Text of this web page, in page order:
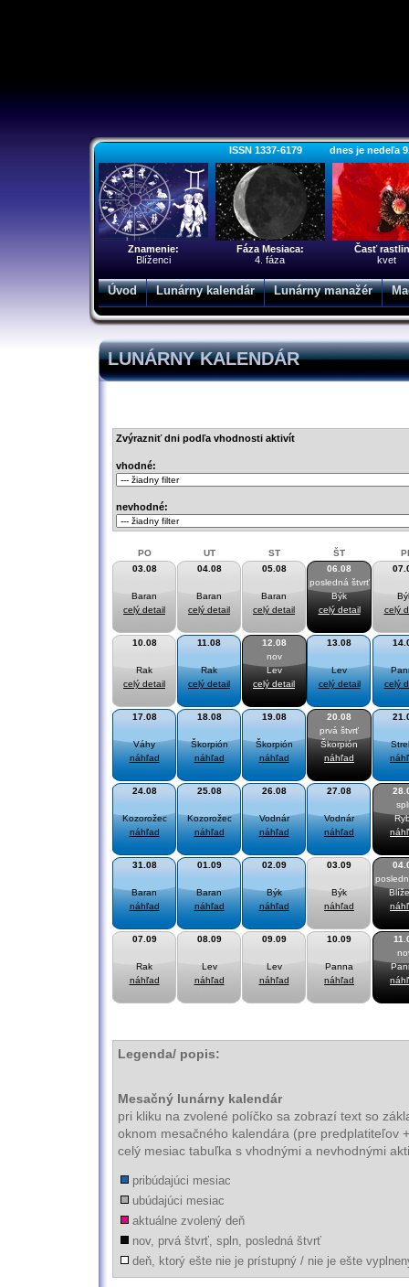
ISSN 1337-6179 dnes je nedeľa 9.
Znamenie:
Blíženci
Fáza Mesiaca:
4. fáza
Časť
kvet
Úvod Lunárny kalendár Lunárny manažér
LUNÁRNY KALENDÁR
Zvýrazniť dni podľa vhodnosti aktivít
vhodné:
nevhodné:
PO UT ST ŠT
PI
03.08
Baran
celý detail
04.08
Baran
celý detail
05.08
Baran
celý detail
06.08
posledná štvrť
Býk
celý detail
celý
10.08
Rak
celý detail
11.08
Rak
celý detail
12.08
nov
Lev
celý detail
13.08
Lev
celý detail
celý
17.08
Váhy
náhľad
18.08
Škorpión
náhľad
19.08
Škorpión
náhľad
20.08
prvá štvrť
Škorpión
náhľad
24.08
Kozorožec
náhľad
25.08
Kozorožec
náhľad
26.08
Vodnár
náhľad
27.08
Vodnár
náhľad
31.08
Baran
náhľad
01.09
Baran
náhľad
02.09
Býk
náhľad
03.09
Býk
náhľad
07.09
Rak
náhľad
08.09
Lev
náhľad
09.09
Lev
náhľad
10.09
Panna
náhľad
Legenda/ popis:
Mesačný lunárny kalendár
pri kliku na zvolené políčko sa zobrazí text so
oknom mesačného kalendára (pre predplatiteľov
celý mesiac tabuľka s vhodnými a nevhodnými
pribúdajúci mesiac
ubúdajúci mesiac
aktuálne zvolený deň
nov, prvá štvrť, spln, posledná štvrť
deň, ktorý ešte nie je prístupný / nie je ešte